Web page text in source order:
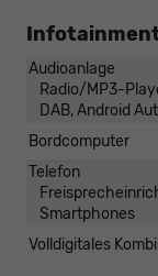
Audioanlage
Radio/MP3-
DAB, Android
Bordcomputer
Telefon
Smartphones
Volldigitales